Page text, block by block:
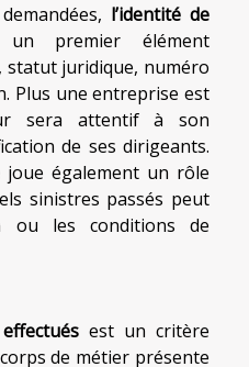
l’identité de
premier élément
statut juridique, numéro
Plus une entreprise est
sera attentif à son
de ses dirigeants.
joue également un rôle
sinistres passés peut
ou les conditions de
est un critère
de métier présente